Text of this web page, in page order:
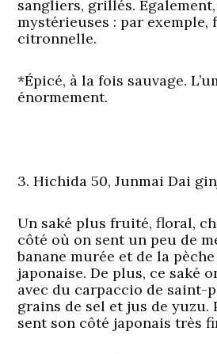
sangliers, grillés.
mystérieuses : par exemple,
citronnelle.
*Épicé, à la fois sauvage.
énormement.
3. Hichida 50, Junmai Dai
Un saké plus fruité, floral,
côté où on sent un peu de
banane murée et de la
japonaise. De plus, ce saké
avec du carpaccio de saint-
grains de sel et jus de yuzu.
sent son côté japonais très